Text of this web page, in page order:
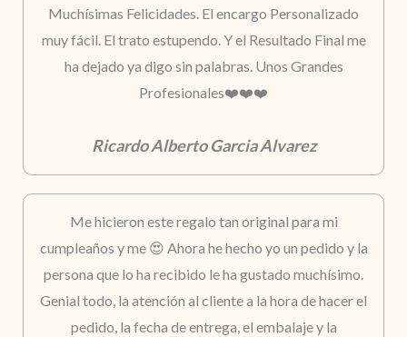
Muchísimas Felicidades. El encargo Personalizado
muy fácil. El trato estupendo. Y el Resultado Final me
ha dejado ya digo sin palabras. Unos Grandes
Profesionales❤️❤️❤️
Ricardo Alberto Garcia Alvarez
Me hicieron este regalo tan original para mi
cumpleaños y me 😍 Ahora he hecho yo un pedido y la
persona que lo ha recibido le ha gustado muchísimo.
Genial todo, la atención al cliente a la hora de hacer el
pedido, la fecha de entrega, el embalaje y la